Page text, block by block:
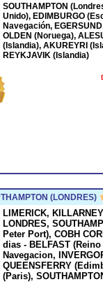
SOUTHAMPTON
Unido), EDIMBURGO
Navegación,
OLDEN (Noruega),
(Islandia), AKUREYRI
REYKJAVIK (Islandia)
(LONDRES)
LIMERICK,
LONDRES,
Peter Port), COBH
dias - BELFAST
Navegacion,
QUEENSFERRY
(Paris),